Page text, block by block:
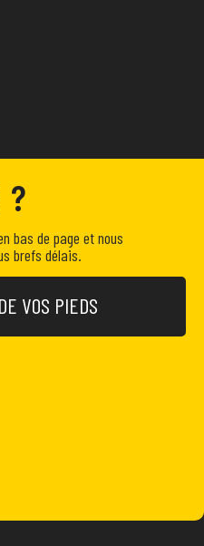
?
bas de page et nous
brefs délais.
VOS PIEDS